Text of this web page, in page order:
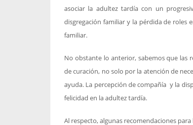
asociar la adultez tardía con un
disgregación familiar y la pérdida de roles
familiar.
No obstante lo anterior, sabemos que las
de curación, no solo por la atención de
ayuda. La percepción de compañía y la
felicidad en la adultez tardía.
Al respecto, algunas recomendaciones